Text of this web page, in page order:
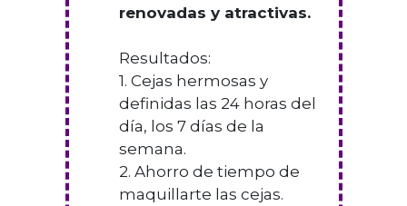
renovadas y atractivas.
Resultados:
1. Cejas hermosas y
definidas las 24 horas del
día, los 7 días de la
semana.
2. Ahorro de tiempo de
maquillarte las cejas.